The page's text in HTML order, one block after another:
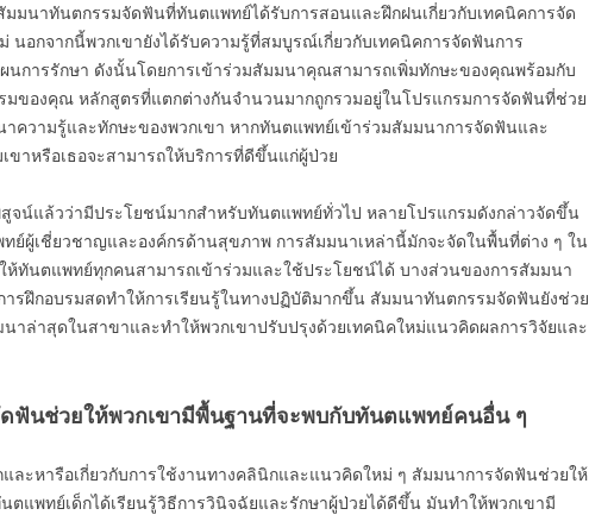
มมนาทันตกรรมจัดฟันที่ทันตแพทย์ได้รับการสอนและฝึกฝนเกี่ยวกับเทคนิคการจัด
นอกจากนี้พวกเขายังได้รับความรู้ที่สมบูรณ์เกี่ยวกับเทคนิคการจัดฟันการ
นการรักษา ดังนั้นโดยการเข้าร่วมสัมมนาคุณสามารถเพิ่มทักษะของคุณพร้อมกับ
มของคุณ หลักสูตรที่แตกต่างกันจำนวนมากถูกรวมอยู่ในโปรแกรมการจัดฟันที่ช่วย
ความรู้และทักษะของพวกเขา หากทันตแพทย์เข้าร่วมสัมมนาการจัดฟันและ
ขาหรือเธอจะสามารถให้บริการที่ดีขึ้นแก่ผู้ป่วย
จน์แล้วว่ามีประโยชน์มากสำหรับทันตแพทย์ทั่วไป หลายโปรแกรมดังกล่าวจัดขึ้น
ย์ผู้เชี่ยวชาญและองค์กรด้านสุขภาพ การสัมมนาเหล่านี้มักจะจัดในพื้นที่ต่าง ๆ ใน
ห้ทันตแพทย์ทุกคนสามารถเข้าร่วมและใช้ประโยชน์ได้ บางส่วนของการสัมมนา
ารฝึกอบรมสดทำให้การเรียนรู้ในทางปฏิบัติมากขึ้น สัมมนาทันตกรรมจัดฟันยังช่วย
าล่าสุดในสาขาและทำให้พวกเขาปรับปรุงด้วยเทคนิคใหม่แนวคิดผลการวิจัยและ
ฟันช่วยให้พวกเขามีพื้นฐานที่จะพบกับทันตแพทย์คนอื่น ๆ
ละหารือเกี่ยวกับการใช้งานทางคลินิกและแนวคิดใหม่ ๆ สัมมนาการจัดฟันช่วยให้
แพทย์เด็กได้เรียนรู้วิธีการวินิจฉัยและรักษาผู้ป่วยได้ดีขึ้น มันทำให้พวกเขามี